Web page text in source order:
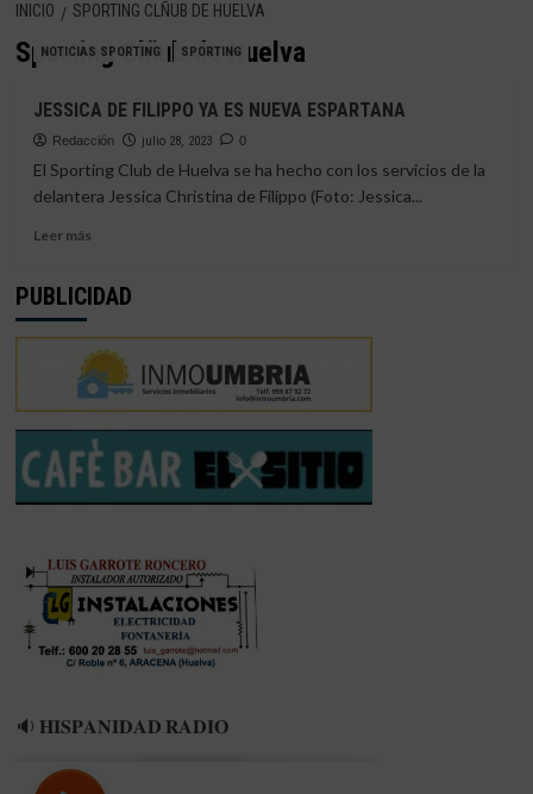
INICIO SPORTING CLÑUB DE HUELVA
Sporting Clñub de Huelva
NOTICIAS SPORTING SPORTING
JESSICA DE FILIPPO YA ES NUEVA ESPARTANA
Redacción julio 28, 2023 0
El Sporting Club de Huelva se ha hecho con los servicios de la
delantera Jessica Christina de Filippo (Foto: Jessica...
Leer másLeer
JESSICA
FILIPPO
YA
ES
NUEVA
ESPARTANA
PUBLICIDAD
🔉 𝐇𝐈𝐒𝐏𝐀𝐍𝐈𝐃𝐀𝐃 𝐑𝐀𝐃𝐈𝐎